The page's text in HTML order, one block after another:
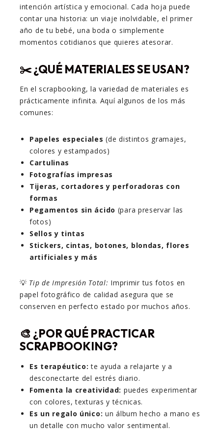
intención artística y emocional. Cada hoja puede
contar una historia: un viaje inolvidable, el primer
año de tu bebé, una boda o simplemente
momentos cotidianos que quieres atesorar.
✂️ ¿QUÉ MATERIALES SE USAN?
En el scrapbooking, la variedad de materiales es
prácticamente infinita. Aquí algunos de los más
comunes:
Papeles especiales (de distintos gramajes,
colores y estampados)
Cartulinas
Fotografías impresas
Tijeras, cortadores y perforadoras con
formas
Pegamentos sin ácido (para preservar las
fotos)
Sellos y tintas
Stickers, cintas, botones, blondas, flores
artificiales y más
💡 Tip de Impresión Total: Imprimir tus fotos en
papel fotográfico de calidad asegura que se
conserven en perfecto estado por muchos años.
🎨 ¿POR QUÉ PRACTICAR
SCRAPBOOKING?
Es terapéutico: te ayuda a relajarte y a
desconectarte del estrés diario.
Fomenta la creatividad: puedes experimentar
con colores, texturas y técnicas.
Es un regalo único: un álbum hecho a mano es
un detalle con mucho valor sentimental.